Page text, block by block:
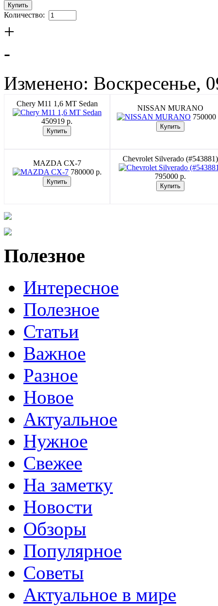
Количество:
+
-
Изменено: Воскресенье,
Chery M11 1,6 MT Sedan
450919 p.
NISSAN MURANO
750000
MAZDA CX-7
780000 p.
Chevrolet Silverado (#543881)
795000 p.
Полезное
Интересное
Полезное
Статьи
Важное
Разное
Новое
Актуальное
Нужное
Свежее
На заметку
Новости
Обзоры
Популярное
Советы
Актуальное в мире